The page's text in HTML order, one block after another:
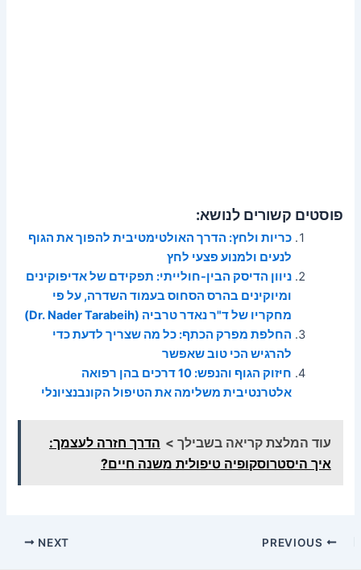
פוסטים קשורים לנושא:
כריות ולחץ: הדרך האולטימטיבית להפוך את הגוף
לנעים ולמנוע פצעי לחץ
ניוון הדיסק הבין-חולייתי: תפקידם של אדיפוקינים
ומיוקינים בהרס הסחוס בעמוד השדרה, על פי
מחקריו של ד"ר נאדר טרביה (Dr. Nader Tarabeih)
החלפת מפרק הכתף: כל מה שצריך לדעת כדי
להרגיש הכי טוב שאפשר
חיזוק הגוף והנפש: 10 דרכים בהן רפואה
אלטרנטיבית משלימה את הטיפול הקונבנציונלי
עוד המלצת קריאה בשבילך > הדרך חזרה לעצמך:
איך היסטרוסקופיה טיפולית משנה חיים?
Post
NEXT